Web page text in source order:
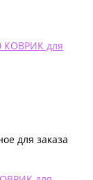
для заказа